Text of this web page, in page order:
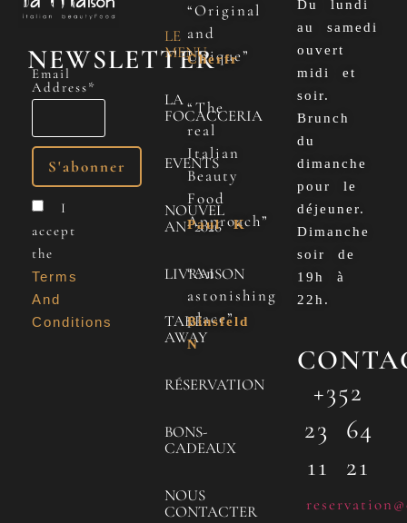
NEWSLETTER
Email
Address*
I
accept
the
Terms
And
Conditions
LE
MENU
LA
FOCACCERIA
EVENTS
NOUVEL
AN 2026
LIVRAISON
TAKE
AWAY
RÉSERVATION
BONS-
CADEAUX
NOUS
CONTACTER
“Original
and
Unique”
Cherfr
“The
real
Italian
Beauty
Food
Approach”
Paul K
“An
astonishing
place”
Binsfeld
N
Du lundi
au samedi
ouvert
midi et
soir.
Brunch
du
dimanche
pour le
déjeuner.
Dimanche
soir de
19h à
22h.
+352
23 64
11 21